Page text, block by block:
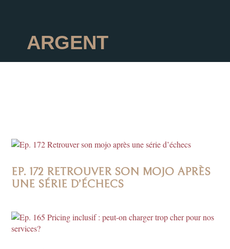
ARGENT
EP. 172 RETROUVER SON MOJO APRÈS
UNE SÉRIE D’ÉCHECS